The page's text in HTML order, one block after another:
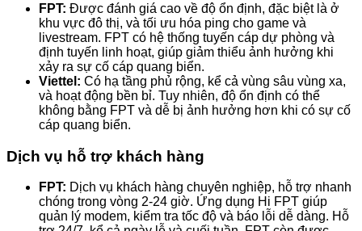
FPT: Được đánh giá cao về độ ổn định, đặc biệt là ở
khu vực đô thị, và tối ưu hóa ping cho game và
livestream. FPT có hệ thống tuyến cáp dự phòng và
định tuyến linh hoạt, giúp giảm thiểu ảnh hưởng khi
xảy ra sự cố cáp quang biển.
Viettel: Có hạ tầng phủ rộng, kể cả vùng sâu vùng xa,
và hoạt động bền bỉ. Tuy nhiên, độ ổn định có thể
không bằng FPT và dễ bị ảnh hưởng hơn khi có sự cố
cáp quang biển.
Dịch vụ hỗ trợ khách hàng
FPT: Dịch vụ khách hàng chuyên nghiệp, hỗ trợ nhanh
chóng trong vòng 2-24 giờ. Ứng dụng Hi FPT giúp
quản lý modem, kiểm tra tốc độ và báo lỗi dễ dàng. Hỗ